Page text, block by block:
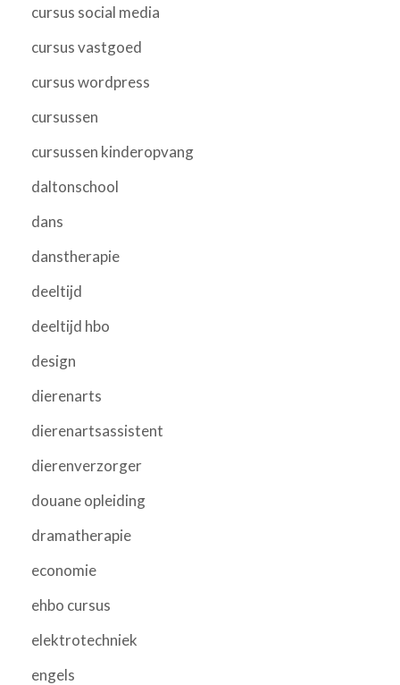
cursus social media
cursus vastgoed
cursus wordpress
cursussen
cursussen kinderopvang
daltonschool
dans
danstherapie
deeltijd
deeltijd hbo
design
dierenarts
dierenartsassistent
dierenverzorger
douane opleiding
dramatherapie
economie
ehbo cursus
elektrotechniek
engels